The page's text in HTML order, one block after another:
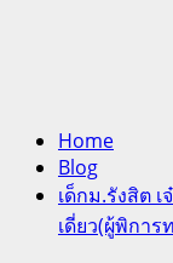
Home
Blog
เด็กม.รังสิต
เดี่ยว(ผู้พิกา